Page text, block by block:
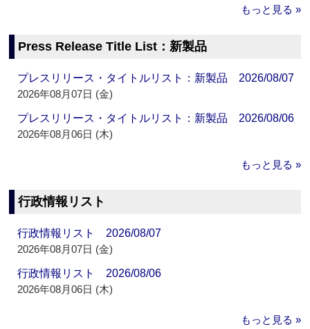
もっと見る »
Press Release Title List：新製品
プレスリリース・タイトルリスト：新製品 2026/08/07
2026年08月07日 (金)
プレスリリース・タイトルリスト：新製品 2026/08/06
2026年08月06日 (木)
もっと見る »
行政情報リスト
行政情報リスト 2026/08/07
2026年08月07日 (金)
行政情報リスト 2026/08/06
2026年08月06日 (木)
もっと見る »